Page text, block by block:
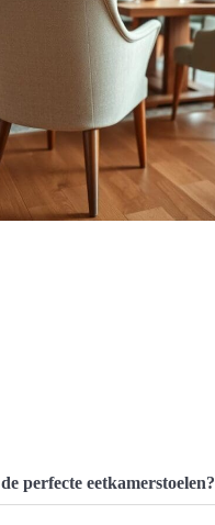
perfecte eetkamerstoelen?